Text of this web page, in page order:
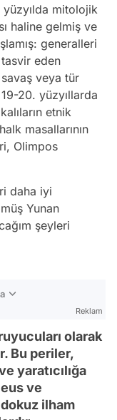
mitolojik
haline gelmiş ve
generalleri
eden
veya tür
19-20. yüzyıllarda
etnik
masallarının
Olimpos
daha iyi
Yunan
şeyleri
Reklam
olarak
Bu periler,
yaratıcılığa
ve
ilham